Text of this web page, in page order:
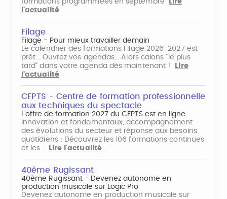
formations programmées en septembre
Lire
l'actualité
Filage
Filage - Pour mieux travailler demain
Le calendrier des formations Filage 2026-2027 est
prêt... Ouvrez vos agendas... Alors calons "le plus
tard" dans votre agenda dès maintenant !
Lire
l'actualité
CFPTS - Centre de formation professionnelle
aux techniques du spectacle
L’offre de formation 2027 du CFPTS est en ligne
Innovation et fondamentaux, accompagnement
des évolutions du secteur et réponse aux besoins
quotidiens : Découvrez les 106 formations continues
et les…
Lire l'actualité
40ème Rugissant
40ème Rugissant - Devenez autonome en
production musicale sur Logic Pro
Devenez autonome en production musicale sur